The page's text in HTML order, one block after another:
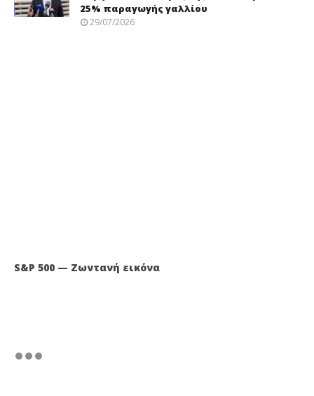
25% παραγωγής γαλλίου
29/07/2026
S&P 500 — Ζωντανή εικόνα